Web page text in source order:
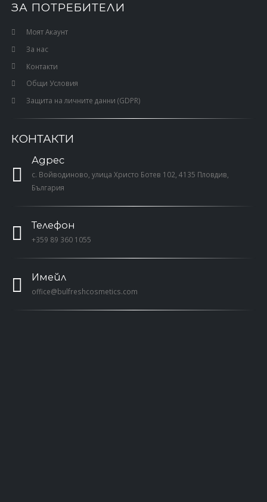
ЗА ПОТРЕБИТЕЛИ
Моят Акаунт
За нас
Контакти
Общи Условия
Защита на личните данни (GDPR)
КОНТАКТИ
Адрес
с. Войводиново, улица Христо Ботев 102, 4135 Пловдив,
България
Телефон
+359 89 360 1055
Имейл
office@bulfreshcosmetics.com